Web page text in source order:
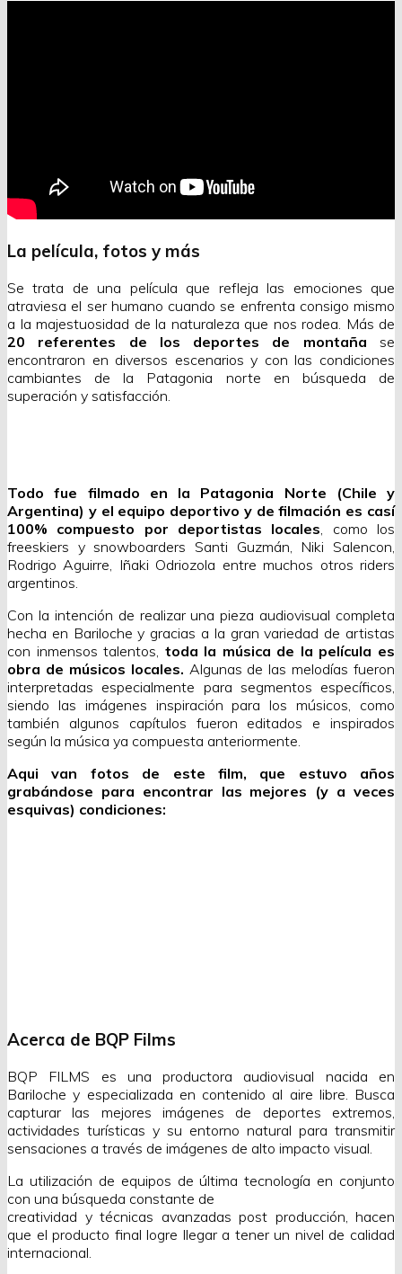
La película, fotos y más
Se trata de una película que refleja las emociones que
atraviesa el ser humano cuando se enfrenta consigo mismo
a la majestuosidad de la naturaleza que nos rodea. Más de
20 referentes de los deportes de montaña se
encontraron en diversos escenarios y con las condiciones
cambiantes de la Patagonia norte en búsqueda de
superación y satisfacción.
Todo fue filmado en la Patagonia Norte (Chile y
Argentina) y el equipo deportivo y de filmación es casí
100% compuesto por deportistas locales , como los
freeskiers y snowboarders Santi Guzmán, Niki Salencon,
Rodrigo Aguirre, Iñaki Odriozola entre muchos otros riders
argentinos.
Con la intención de realizar una pieza audiovisual completa
hecha en Bariloche y gracias a la gran variedad de artistas
con inmensos talentos, toda la música de la película es
obra de músicos locales. Algunas de las melodías fueron
interpretadas especialmente para segmentos específicos,
siendo las imágenes inspiración para los músicos, como
también algunos capítulos fueron editados e inspirados
según la música ya compuesta anteriormente.
Aqui van fotos de este film, que estuvo años
grabándose para encontrar las mejores (y a veces
esquivas) condiciones:
Acerca de BQP Films
BQP FILMS es una productora audiovisual nacida en
Bariloche y especializada en contenido al aire libre. Busca
capturar las mejores imágenes de deportes extremos,
actividades turísticas y su entorno natural para transmitir
sensaciones a través de imágenes de alto impacto visual.
La utilización de equipos de última tecnología en conjunto
con una búsqueda constante de
creatividad y técnicas avanzadas post producción, hacen
que el producto final logre llegar a tener un nivel de calidad
internacional.